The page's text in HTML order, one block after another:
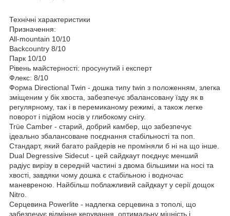
Технічні характеристики
Призначення:
All-mountain 10/10
Backcountry 8/10
Парк 10/10
Рівень майстерності: просунутий і експерт
Флекс: 8/10
Форма Directional Twin - дошка типу twin з положенням, злегка
зміщеним у бік хвоста, забезпечує збалансовану їзду як в
регулярному, так і в перемиканому режимі, а також легке
поворот і підйом носів у глибокому снігу.
Trüe Camber - старий, добрий камбер, що забезпечує
ідеально збалансоване поєднання стабільності та поп.
Стандарт, який багато райдерів не проміняли б ні на що інше.
Dual Degressive Sidecut - цей сайдкаут поєднує менший
радіус вирізу в середній частині з двома більшими на носі та
хвості, завдяки чому дошка є стабільною і водночас
маневреною. Найбільш поблажливий сайдкаут у серії дощок
Nitro.
Серцевина Powerlite - надлегка серцевина з тополі, що
забезпечує відмінне керування, оптимальну міцність і